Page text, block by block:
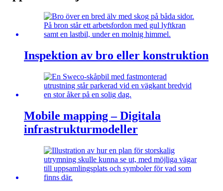
Inspektion av bro eller konstruktion
Mobile mapping – Digitala
infrastrukturmodeller